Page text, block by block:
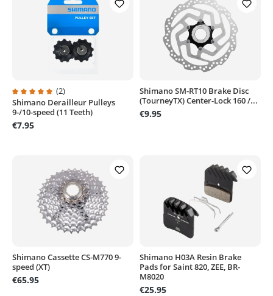
Average rating of 5 out of 5 stars
(2)
Shimano Derailleur Pulleys
9-/10-speed (11 Teeth)
€7.95
Shimano SM-RT10 Brake Disc
(TourneyTX) Center-Lock 160 /...
€9.95
Shimano Cassette CS-M770 9-
speed (XT)
€65.95
Shimano H03A Resin Brake
Pads for Saint 820, ZEE, BR-
M8020
€25.95